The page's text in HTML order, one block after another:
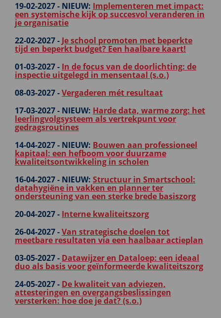
19-02-2027 - NIEUW: Implementeren met impact:
een systemische kijk op succesvol veranderen in
je organisatie
22-02-2027 - Je school promoten met beperkte
tijd en beperkt budget? Een haalbare kaart!
01-03-2027 - In de focus van de doorlichting: de
inspectie uitgelegd in mensentaal (s.o.)
08-03-2027 -Vergaderen mét resultaat
17-03-2027 - NIEUW: Harde data, warme zorg: het
leerlingvolgsysteem als vertrekpunt voor
gedragsroutines
14-04-2027 - NIEUW: Bouwen aan professioneel
kapitaal: een hefboom voor duurzame
kwaliteitsontwikkeling in scholen
16-04-2027 - NIEUW: Structuur in Smartschool:
datahygiëne in vakken en planner ter
ondersteuning van een sterke brede basiszorg
20-04-2027 - Interne kwaliteitszorg
26-04-2027 -Van strategische doelen tot
meetbare resultaten via een haalbaar actieplan
03-05-2027 - Datawijzer en Dataloep: een ideaal
duo als basis voor geïnformeerde kwaliteitszorg
24-05-2027 - De kwaliteit van adviezen,
attesteringen en overgangsbeslissingen
versterken: hoe doe je dat? (s.o.)